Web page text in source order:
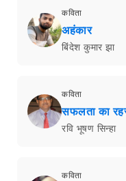
कविता
अहंकार
बिंदेश कुमार झा
कविता
सफलता का
रवि भूषण सिन्हा
कविता